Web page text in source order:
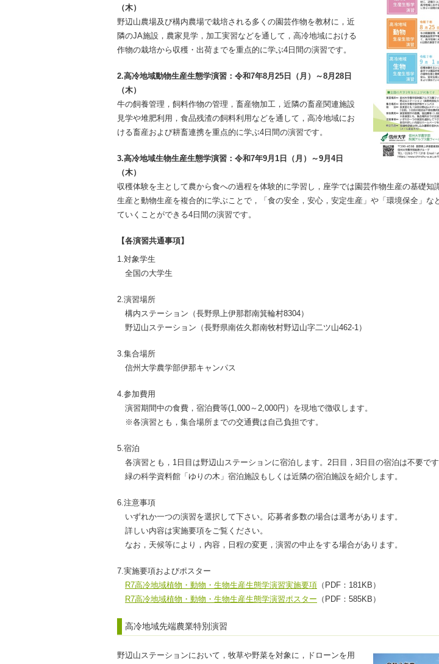
（木）
野辺山農場及び構内農場で栽培される多くの園芸作物を教材に，近
隣のJA施設，農家見学，加工実習などを通して，高冷地域における
作物の栽培から収穫・出荷までを重点的に学ぶ4日間の演習です。
2.高冷地域動物生産生態学演習：令和7年8月25日（月）～8月28日
（木）
牛の飼養管理，飼料作物の管理，畜産物加工，近隣の畜産関連施設
見学や堆肥利用，食品残渣の飼料利用などを通して，高冷地域にお
ける畜産および耕畜連携を重点的に学ぶ4日間の演習です。
3.高冷地域生物生産生態学演習：令和7年9月1日（月）～9月4日
（木）
収穫体験を主として農から食への過程を体験的に学習し，座学では園芸作物生産の基礎知
生産と動物生産を複合的に学ぶことで，「食の安全，安心，安定生産」や「環境保全」な
ていくことができる4日間の演習です。
【各演習共通事項】
1.対象学生
全国の大学生
2.演習場所
構内ステーション（長野県上伊那郡南箕輪村8304）
野辺山ステーション（長野県南佐久郡南牧村野辺山字二ツ山462-1）
3.集合場所
信州大学農学部伊那キャンパス
4.参加費用
演習期間中の食費，宿泊費等(1,000～2,000円）を現地で徴収します。
※各演習とも，集合場所までの交通費は自己負担です。
5.宿泊
各演習とも，1日目は野辺山ステーションに宿泊します。2日目，3日目の宿泊は不要で
緑の科学資料館「ゆりの木」宿泊施設もしくは近隣の宿泊施設を紹介します。
6.注意事項
いずれか一つの演習を選択して下さい。応募者多数の場合は選考があります。
詳しい内容は実施要項をご覧ください。
なお，天候等により，内容，日程の変更，演習の中止をする場合があります。
7.実施要項およびポスター
R7高冷地域植物・動物・生物生産生態学演習実施要項 （PDF：181KB）
R7高冷地域植物・動物・生物生産生態学演習ポスター （PDF：585KB）
高冷地域先端農業特別演習
野辺山ステーションにおいて，牧草や野菜を対象に，ドローンを用